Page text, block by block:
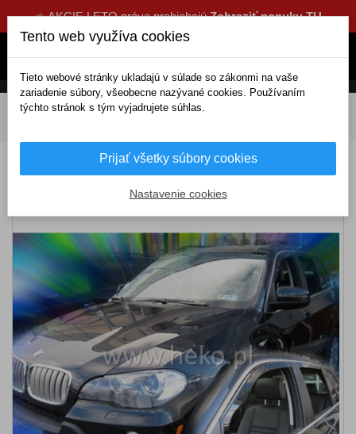
☀️ AKCIE LETO práve prebiehajúZobraziť ponuku TU
DOMOV Exteriérové doplnky
Deflektory BMW X5 E70 5D (2006-2013)
Tento web využíva cookies
Tieto webové stránky ukladajú v súlade so zákonmi na vaše
zariadenie súbory, všeobecne nazývané cookies. Používaním
týchto stránok s tým vyjadrujete súhlas.
Prijať všetky súbory cookies
Nastavenie cookies